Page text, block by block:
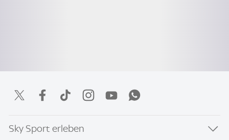
Sky Sport erleben